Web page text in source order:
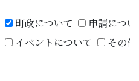
町政について
申請につ
イベントについて
その他